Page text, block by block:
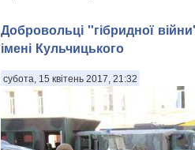
Добровольці "гібридної
імені Кульчицького
субота, 15 квітень 2017, 21:32